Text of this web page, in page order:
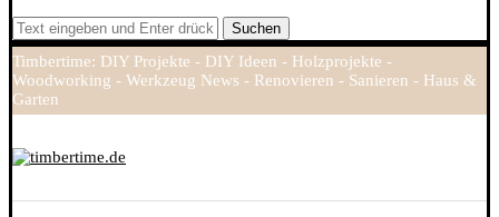
Suchen
Timbertime: DIY Projekte - DIY Ideen - Holzprojekte -
Woodworking - Werkzeug News - Renovieren - Sanieren - Haus &
Garten